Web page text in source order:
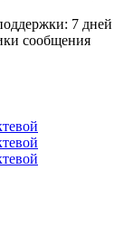
7 дней
сообщения